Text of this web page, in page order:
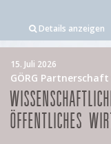
Details anzeigen
15. Juli 2026
GÖRG
ÖFFENTLICHES